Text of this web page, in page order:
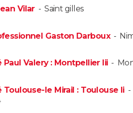
Vilar-Saint gilles
Gaston Darboux-
Paul Valery : Montpellier Iii-
Toulouse-le Mirail : Toulouse Ii-